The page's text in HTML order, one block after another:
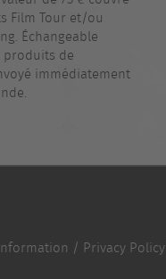
Film Tour et/ou
Échangeable
produits de
immédiatement
/ Privacy Policy